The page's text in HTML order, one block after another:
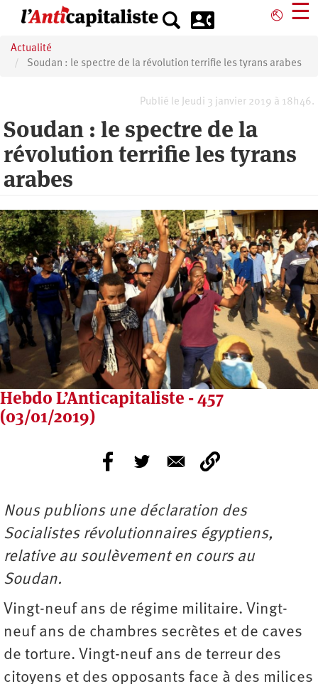
principal
⎋ ☰
Actualité
Soudan : le spectre de la révolution terrifie les tyrans arabes
Publié le Jeudi 3 janvier 2019 à 18h46.
Soudan : le spectre de la
révolution terrifie les tyrans
arabes
Hebdo L’Anticapitaliste - 457
(03/01/2019)
Nous publions une déclaration des
Socialistes révolutionnaires égyptiens,
relative au soulèvement en cours au
Soudan.
Vingt-neuf ans de régime militaire. Vingt-
neuf ans de chambres secrètes et de caves
de torture. Vingt-neuf ans de terreur des
citoyens et des opposants face à des milices